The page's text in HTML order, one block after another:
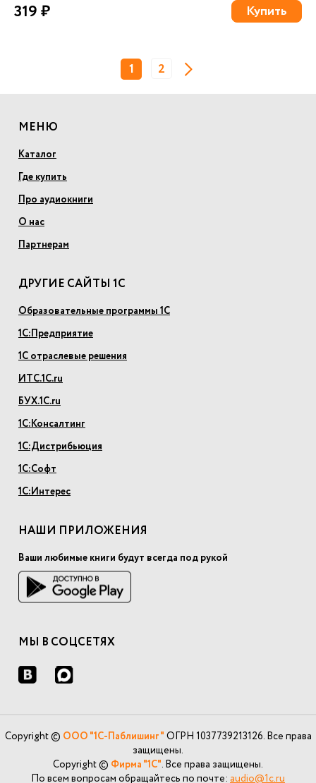
319 ₽ Купить
1 2
МЕНЮ
Каталог
Где купить
Про аудиокниги
О нас
Партнерам
ДРУГИЕ САЙТЫ 1С
Образовательные программы 1С
1С:Предприятие
1С отраслевые решения
ИТС.1С.ru
БУХ.1С.ru
1С:Консалтинг
1С:Дистрибьюция
1С:Софт
1С:Интерес
НАШИ ПРИЛОЖЕНИЯ
Ваши любимые книги будут всегда под рукой
МЫ В СОЦСЕТЯХ
Copyright © ООО "1С-Паблишинг" ОГРН 1037739213126. Все права
защищены.
Copyright © Фирма "1С". Все права защищены.
По всем вопросам обращайтесь по почте: audio@1c.ru